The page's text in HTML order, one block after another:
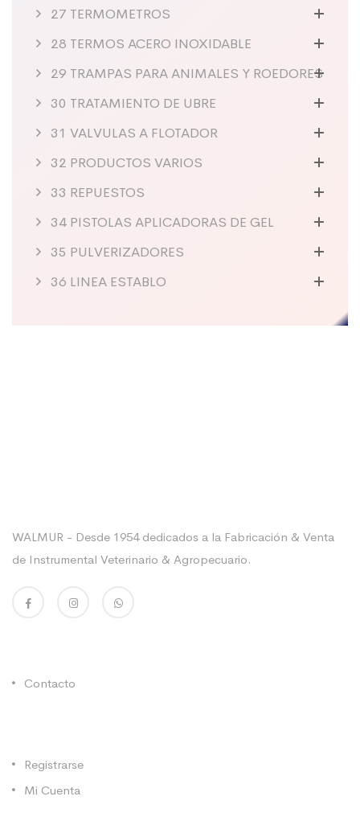
27 TERMOMETROS
28 TERMOS ACERO INOXIDABLE
29 TRAMPAS PARA ANIMALES Y ROEDORES
30 TRATAMIENTO DE UBRE
31 VALVULAS A FLOTADOR
32 PRODUCTOS VARIOS
33 REPUESTOS
34 PISTOLAS APLICADORAS DE GEL
35 PULVERIZADORES
36 LINEA ESTABLO
WALMUR - Desde 1954 dedicados a la Fabricación & Venta
de Instrumental Veterinario & Agropecuario.
Contacto
Registrarse
Mi Cuenta